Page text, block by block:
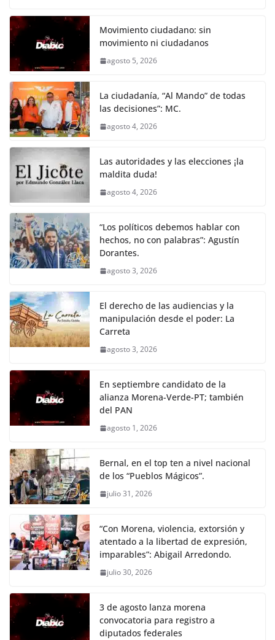
k
c
e
b
o
o
k
itt
er s
A
p
e
n
er
gr
a
p
ar
Movimiento ciudadano: sin
movimiento ni ciudadanos
agosto 5, 2026
La ciudadanía, “Al Mando” de todas
las decisiones”: MC.
agosto 4, 2026
Las autoridades y las elecciones ¡la
maldita duda!
agosto 4, 2026
“Los políticos debemos hablar con
hechos, no con palabras”: Agustín
Dorantes.
agosto 3, 2026
El derecho de las audiencias y la
manipulación desde el poder: La
Carreta
agosto 3, 2026
En septiembre candidato de la
alianza Morena-Verde-PT; también
del PAN
agosto 1, 2026
Bernal, en el top ten a nivel nacional
de los “Pueblos Mágicos”.
julio 31, 2026
“Con Morena, violencia, extorsión y
atentado a la libertad de expresión,
imparables”: Abigail Arredondo.
julio 30, 2026
3 de agosto lanza morena
convocatoria para registro a
diputados federales